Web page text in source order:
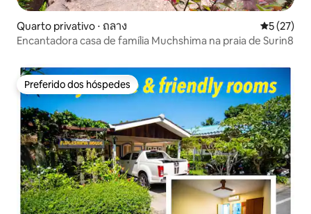
Quarto privativo ⋅ ถลาง 5 de uma
5 (27)
Encantadora casa de família Muchshima na praia de Surin8
Preferido dos hóspedes
Preferido dos hóspedes